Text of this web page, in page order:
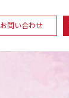
お問い合わせ